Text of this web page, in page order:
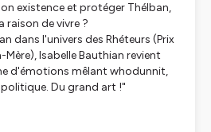
existence et protéger Thélban,
raison de vivre ?
dans l'univers des Rhéteurs (Prix
Mère), Isabelle Bauthian revient
d'émotions mêlant whodunnit,
Du grand art !"